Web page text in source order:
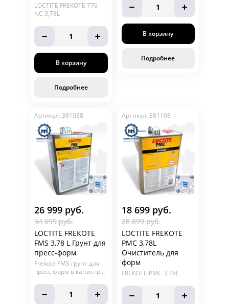
LOCTITE FREKOTE 770
NC 3,78L
1
В корзину
Подробнее
1
В корзину
Подробнее
Артикул: 381038
26 999 руб.
34 699 руб.
LOCTITE FREKOTE
FMS 3,78 L Грунт для
пресс-форм
Frekote FMS грунт для
пресс форм в канистре
1
Артикул: 381108
18 699 руб.
28 899 руб.
LOCTITE FREKOTE
PMC 3,78L
Очиститель для
форм
FREKOTE PMC 3,78L
1